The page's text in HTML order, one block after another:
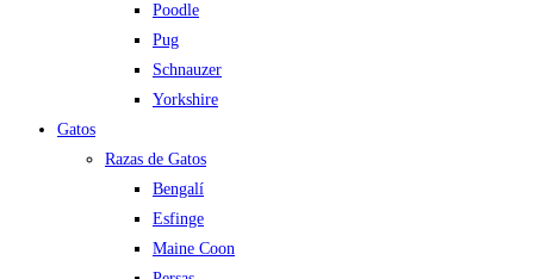
Poodle
Pug
Schnauzer
Yorkshire
Gatos
Razas de Gatos
Bengalí
Esfinge
Maine Coon